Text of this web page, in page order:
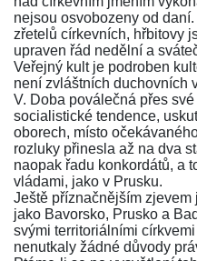
nejsou osvobozeny od
zřetelů církevních, hřbitovy
upraven řád nedělní a
Veřejný kult je podroben
není zvláštních duchovních
V. Doba poválečná přes
socialistické tendence,
oborech, místo
rozluky přinesla až na dva
naopak řadu konkordátů, a
vládami, jako v Prusku.
Ještě příznačnějším
jako Bavorsko, Prusko a
svými territoriálními
nenutkaly žádné důvody